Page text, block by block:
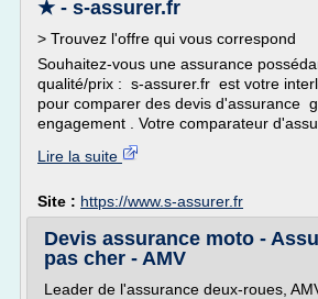
★ - s-assurer.fr
> Trouvez l'offre qui vous correspond
Souhaitez-vous une assurance
qualité/prix : s-assurer.fr est votre
pour comparer des devis d'assurance
engagement . Votre comparateur
Lire la suite
Site : https://www.s-assurer.fr
Devis assurance moto -
pas cher - AMV
Leader de l'assurance deux-roues,